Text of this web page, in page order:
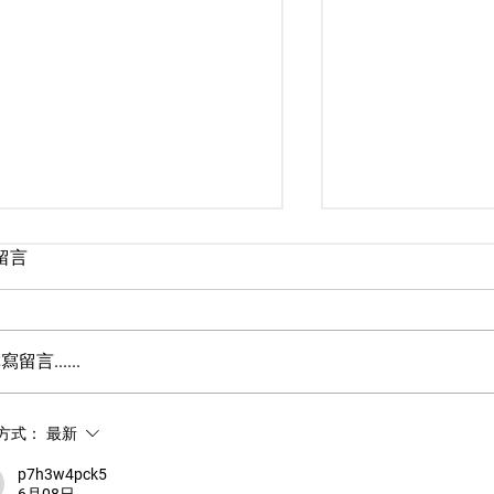
寬化學電子報-第483期 永寬化學電子報
言
留言......
式： 最新
p7h3w4pck5